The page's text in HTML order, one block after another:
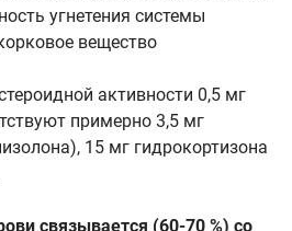
угнетения системы
вещество
активности 0,5 мг
примерно 3,5 мг
15 мг гидрокортизона
связывается (60-70 %) со